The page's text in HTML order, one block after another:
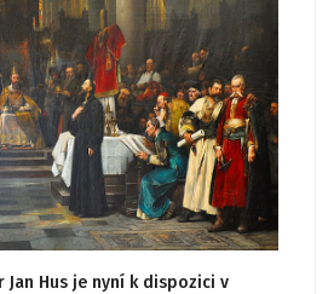
Jan Hus je nyní k dispozici v